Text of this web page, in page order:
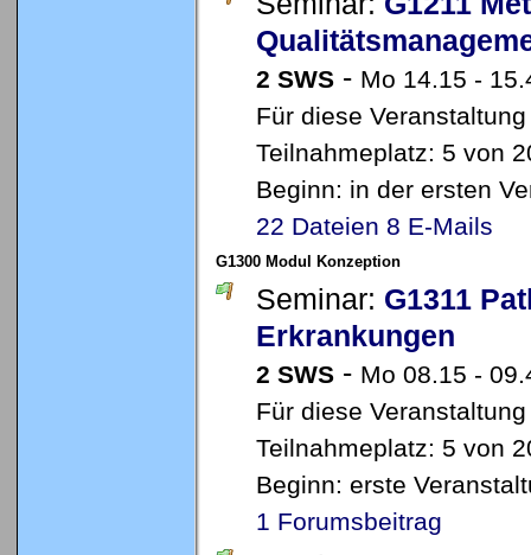
2 SWS - Mo 14.15 -
Für diese
Teilnahmeplatz: 5 von
Beginn: in der ersten
22 Dateien 8 E-Mails
G1300 Modul Konzeption
Seminar: G1311
Erkrankungen
2 SWS - Mo 08.15 -
Für diese
Teilnahmeplatz: 5 von
Beginn: erste
1 Forumsbeitrag